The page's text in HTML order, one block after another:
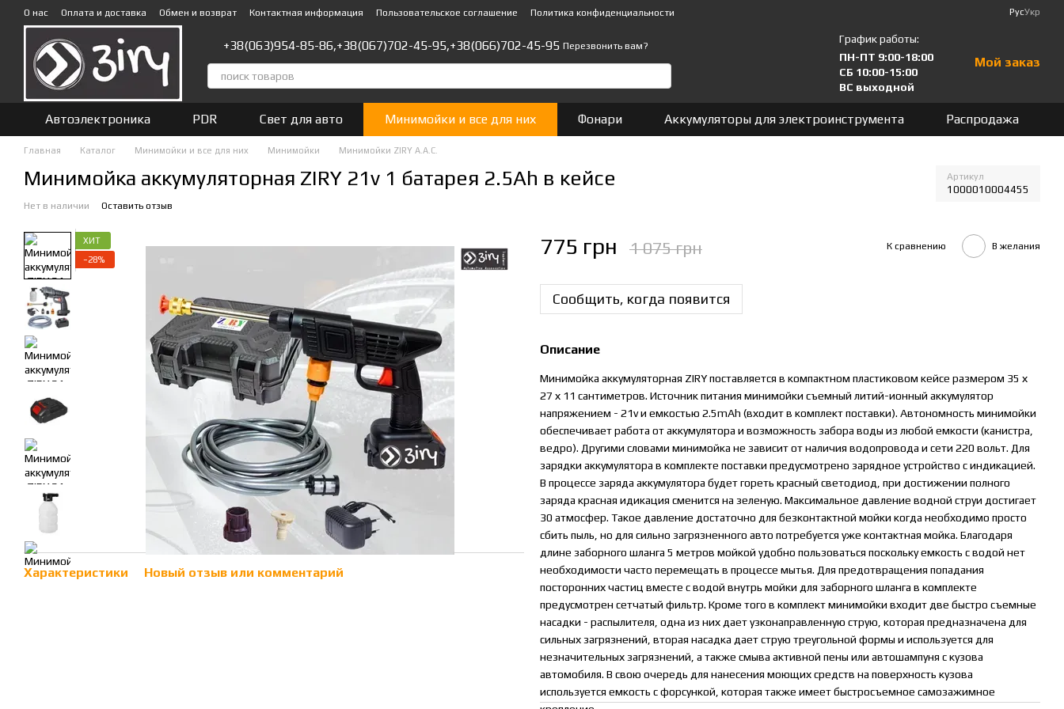
Перейти к основному контенту
О нас Оплата и доставка Обмен и возврат Контактная информация Пользовательское соглашение Политика конфиденциальности РусУкр
+38(063)954-85-86,+38(067)702-45-95,+38(066)702-45-95 Перезвонить вам?
График работы:
ПН-ПТ 9:00-18:00
СБ 10:00-15:00
ВС выходной
Мой заказ
Автоэлектроника PDR Свет для авто Минимойки и все для них Фонари Аккумуляторы для электроинструмента Распродажа
Главная Каталог Минимойки и все для них Минимойки Минимойки ZIRY A.A.C.
Минимойка аккумуляторная ZIRY 21v 1 батарея 2.5Ah в кейсе Артикул
1000010004455
Нет в наличии Оставить отзыв
ХИТ
−28%
Характеристики Новый отзыв или комментарий
775 грн 1 075 грн К сравнению В желания
Сообщить, когда появится
Описание
Минимойка аккумуляторная ZIRY поставляется в компактном пластиковом кейсе размером 35 х
27 х 11 сантиметров. Источник питания минимойки съемный литий-ионный аккумулятор
напряжением - 21v и емкостью 2.5mAh (входит в комплект поставки). Автономность минимойки
обеспечивает работа от аккумулятора и возможность забора воды из любой емкости (канистра,
ведро). Другими словами минимойка не зависит от наличия водопровода и сети 220 вольт. Для
зарядки аккумулятора в комплекте поставки предусмотрено зарядное устройство с индикацией.
В процессе заряда аккумулятора будет гореть красный светодиод, при достижении полного
заряда красная идикация сменится на зеленую. Максимальное давление водной струи достигает
30 атмосфер. Такое давление достаточно для безконтактной мойки когда необходимо просто
сбить пыль, но для сильно загрязненного авто потребуется уже контактная мойка. Благодаря
длине заборного шланга 5 метров мойкой удобно пользоваться поскольку емкость с водой нет
необходимости часто перемещать в процессе мытья. Для предотвращения попадания
посторонних частиц вместе с водой внутрь мойки для заборного шланга в комплекте
предусмотрен сетчатый фильтр. Кроме того в комплект минимойки входит две быстро съемные
насадки - распылителя, одна из них дает узконаправленную струю, которая предназначена для
сильных загрязнений, вторая насадка дает струю треугольной формы и используется для
незначительных загрязнений, а также смыва активной пены или автошампуня с кузова
автомобиля. В свою очередь для нанесения моющих средств на поверхность кузова
используется емкость с форсункой, которая также имеет быстросъемное самозажимное